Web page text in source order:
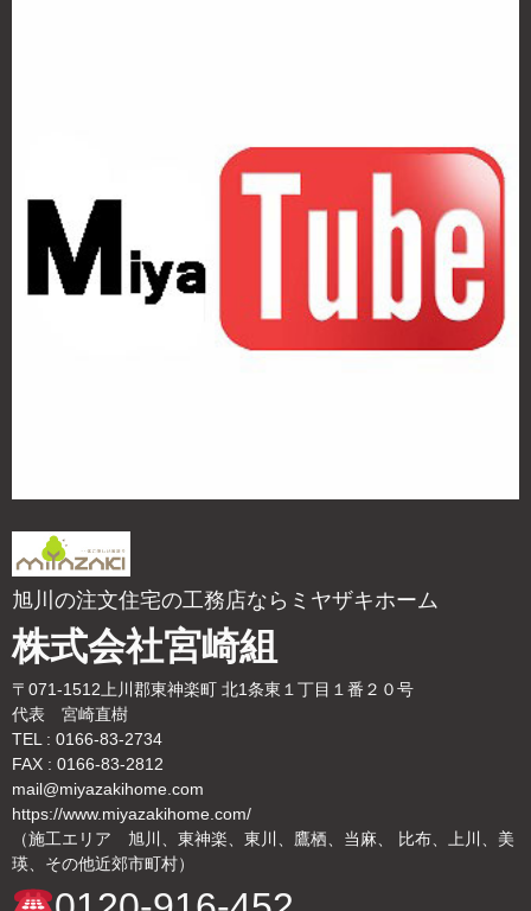
旭川の注文住宅の工務店ならミヤザキホーム
株式会社宮崎組
〒071-1512上川郡東神楽町 北1条東１丁目１番２０号
代表 宮崎直樹
TEL : 0166-83-2734
FAX : 0166-83-2812
mail@miyazakihome.com
https://www.miyazakihome.com/
（施工エリア 旭川、東神楽、東川、鷹栖、当麻、 比布、上川、美
瑛、その他近郊市町村）